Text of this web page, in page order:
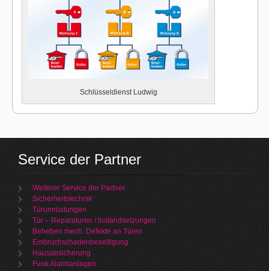
Schlüsseldienst Ludwig
Service der Partner
Weiterer Service der Partner
Sicherheitstechnik
Türumrüstungen
Tür – Reparaturen / Instandsetzungen
Beheben mech. Defekte an Türen
Einbruchschadenbeseitigung
Hausabsicherung
Funk Alarmanlagen